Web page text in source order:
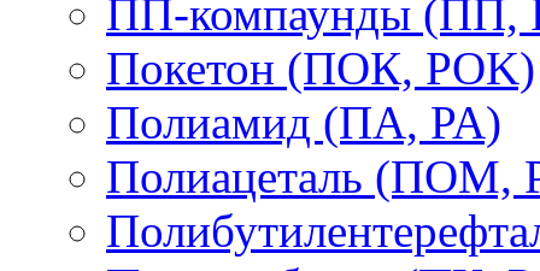
ПП-компаунды (ПП,
Покетон (ПОК, POK)
Полиамид (ПА, PA)
Полиацеталь (ПОМ,